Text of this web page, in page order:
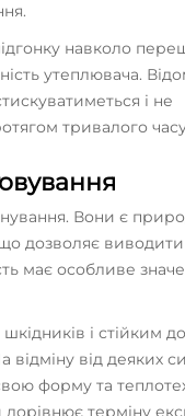
навколо
утеплювача.
і не
тривалого
Вони є
дозволяє виводити
має особливе
і стійким
від деяких
форму та
терміну